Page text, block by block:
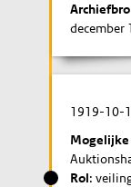
december
1919-10-
Rol: